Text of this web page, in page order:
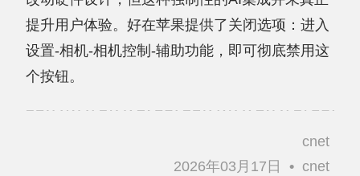
提升用户体验。好在苹果提供了关闭选项：进入
设置-相机-相机控制-辅助功能，即可彻底禁用这
个按钮。
cnet
2026年03月17日
• cnet